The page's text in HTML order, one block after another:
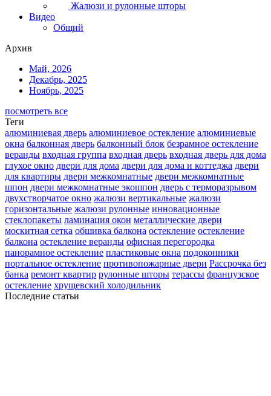
Жалюзи и рулонные шторы
Видео
Общий
Архив
Май, 2026
Декабрь, 2025
Ноябрь, 2025
посмотреть все
Теги
алюминиевая дверь алюминиевое остекление алюминиевые
окна балконная дверь балконный блок безрамное остекление
веранды входная группа входная дверь входная дверь для дома
глухое окно двери для дома двери для дома и коттеджа двери
для квартиры двери межкомнатные двери межкомнатные
шпон двери межкомнатные экошпон дверь с терморазрывом
двухстворчатое окно жалюзи вертикальные жалюзи
горизонтальные жалюзи рулонные инновационные
стеклопакеты ламинация окон металлические двери
москитная сетка обшивка балкона остекление остекление
балкона остекление веранды офисная перегородка
панорамное остекление пластиковые окна подоконники
портальное остекление противопожарные двери Рассрочка без
банка ремонт квартир рулонные шторы терассы французское
остекление хрущевский холодильник
Последние статьи